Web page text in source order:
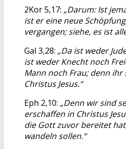
2Kor 5,17: „Darum: Ist
ist er eine neue
vergangen; siehe, es ist
Gal 3,28: „Da ist weder
ist weder Knecht noch
Mann noch Frau; denn ihr
Christus Jesus.“
Eph 2,10: „Denn wir sind
erschaffen in Christus
die Gott zuvor bereitet
wandeln sollen.“